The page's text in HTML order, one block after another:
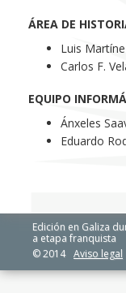
ÁREA DE
Luis
Carlos F.
EQUIPO
Ánxeles
Eduardo
Edición en Galiza
a etapa franquista
© 2014 Aviso legal